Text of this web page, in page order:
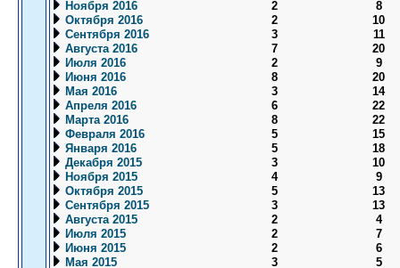
Ноября 2016
2
8
Октября 2016
2
10
Сентября 2016
3
11
Августа 2016
7
20
Июля 2016
2
9
Июня 2016
8
20
Мая 2016
3
14
Апреля 2016
6
22
Марта 2016
8
22
Февраля 2016
5
15
Января 2016
5
18
Декабря 2015
3
10
Ноября 2015
4
9
Октября 2015
5
13
Сентября 2015
3
13
Августа 2015
2
4
Июля 2015
2
7
Июня 2015
2
6
Мая 2015
3
5